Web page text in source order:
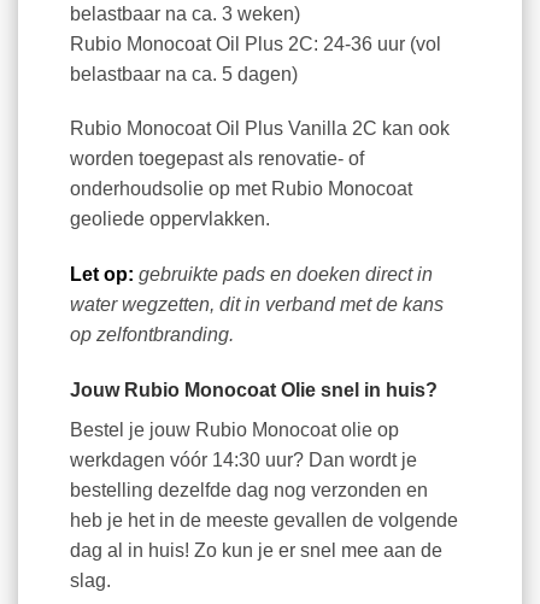
belastbaar na ca. 3 weken)
Rubio Monocoat Oil Plus 2C: 24-36 uur (vol
belastbaar na ca. 5 dagen)
Rubio Monocoat Oil Plus Vanilla 2C kan ook
worden toegepast als renovatie- of
onderhoudsolie op met Rubio Monocoat
geoliede oppervlakken.
Let op: gebruikte pads en doeken direct in
water wegzetten, dit in verband met de kans
op zelfontbranding.
Jouw Rubio Monocoat Olie snel in huis?
Bestel je jouw Rubio Monocoat olie op
werkdagen vóór 14:30 uur? Dan wordt je
bestelling dezelfde dag nog verzonden en
heb je het in de meeste gevallen de volgende
dag al in huis! Zo kun je er snel mee aan de
slag.